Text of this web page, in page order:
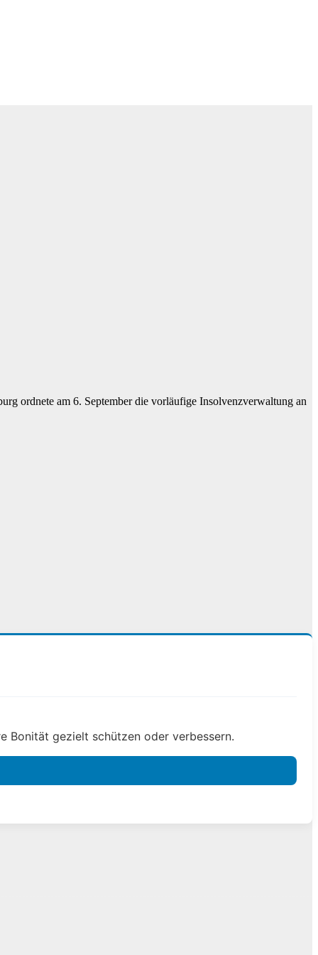
ordnete am 6. September die vorläufige Insolvenzverwaltung an
Bonität gezielt schützen oder verbessern.